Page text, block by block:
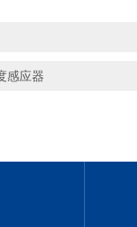
感应器